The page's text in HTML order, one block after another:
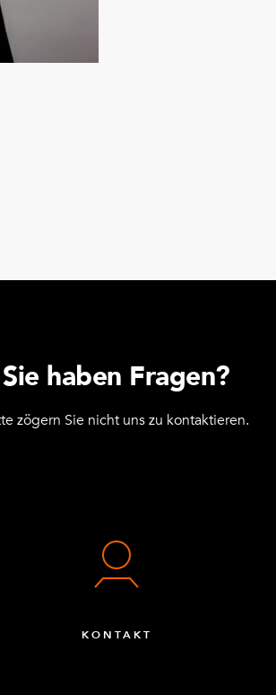
Sie haben Fragen?
zögern Sie nicht uns zu kontaktieren.
KONTAKT